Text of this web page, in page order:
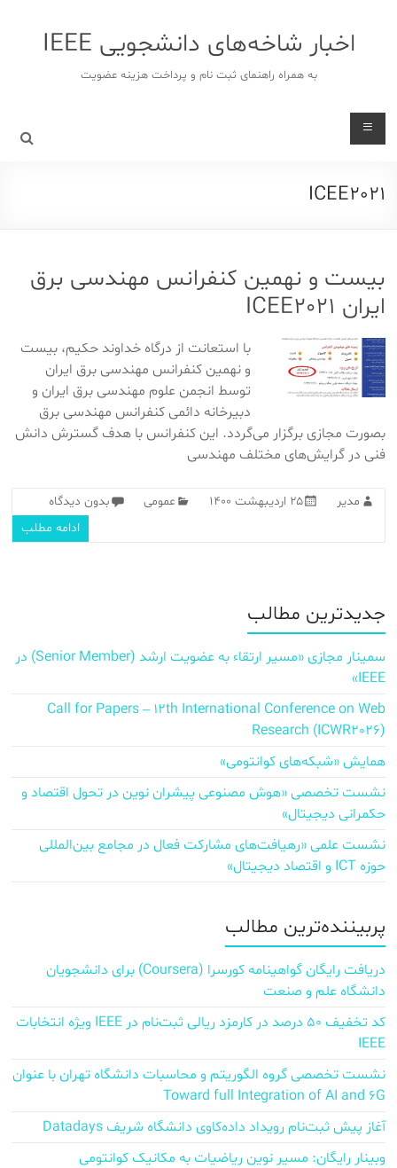
اخبار شاخه‌های دانشجویی IEEE
به همراه راهنمای ثبت نام و پرداخت هزینه عضویت
ICEE2021
بیست و نهمین کنفرانس مهندسی برق
ایران ICEE2021
با استعانت از درگاه خداوند حکیم، بیست
و نهمین کنفرانس مهندسی برق ایران
توسط انجمن علوم مهندسی برق ایران و
دبیرخانه دائمی کنفرانس مهندسی برق
بصورت مجازی برگزار می‌گردد. این کنفرانس با هدف گسترش دانش
فنی در گرایش‌های مختلف مهندسی
مدیر ۲۵ اردیبهشت ۱۴۰۰ عمومی
بدون دیدگاه
ادامه مطلب
جدیدترین مطالب
سمینار مجازی «مسیر ارتقاء به عضویت ارشد (Senior Member) در
IEEE»
Call for Papers – 12th International Conference on Web
Research (ICWR2026)
همایش «شبکه‌های کوانتومی»
نشست تخصصی «هوش مصنوعی پیشران نوین در تحول اقتصاد و
حکمرانی دیجیتال»
نشست علمی «رهیافت‌های مشارکت فعال در مجامع بین‌المللی
حوزه ICT و اقتصاد دیجیتال»
پربیننده‌ترین مطالب
دریافت رایگان گواهینامه کورسرا (Coursera) برای دانشجویان
دانشگاه علم و صنعت
کد تخفیف ۵۰ درصد در کارمزد ریالی ثبت‌نام در IEEE ویژه انتخابات
IEEE
نشست تخصصی گروه الگوریتم و محاسبات دانشگاه تهران با عنوان
Toward full Integration of AI and 6G
آغاز پیش‌ ثبت‌نام رویداد داده‌کاوی دانشگاه شریف Datadays
وبینار رایگان: مسیر نوین ریاضیات به مکانیک کوانتومی